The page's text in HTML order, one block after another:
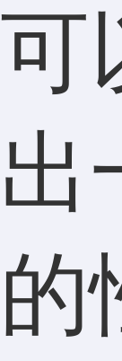
可
出
的